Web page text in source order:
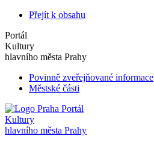
Přejít k obsahu
Portál
Kultury
hlavního města Prahy
Povinně zveřejňované informace
Městské části
Portál
Kultury
hlavního města Prahy